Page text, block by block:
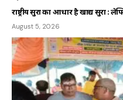
राष्ट्रीय सुरक्षा का आधार है खाद्य
August 5, 2026